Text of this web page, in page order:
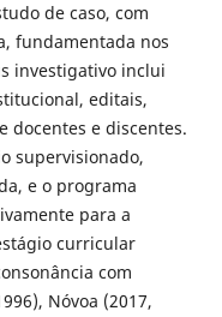
de caso, com
fundamentada nos
investigativo inclui
editais,
docentes e discentes.
supervisionado,
e o programa
para a
curricular
com
Nóvoa (2017,